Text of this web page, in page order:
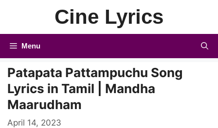
Cine Lyrics
Menu
Patapata Pattampuchu Song
Lyrics in Tamil | Mandha
Maarudham
April 14, 2023